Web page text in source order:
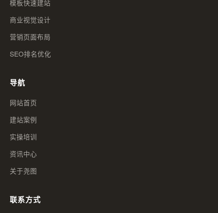
模板快速建站
商业视觉设计
营销页面布局
SEO排名优化
导航
网站首页
建站案例
实操培训
资讯中心
关于尧图
联系方式